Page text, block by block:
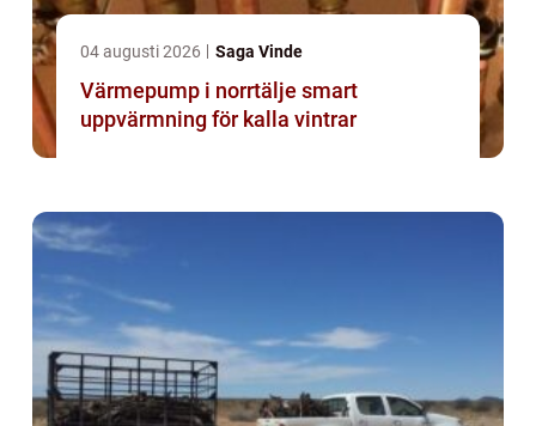
04 augusti 2026 Saga Vinde
Värmepump i norrtälje smart
uppvärmning för kalla vintrar